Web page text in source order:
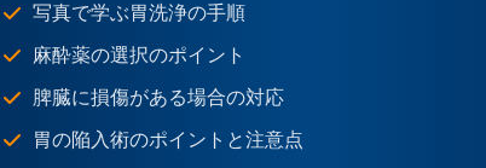
写真で学ぶ胃洗浄の手順
麻酔薬の選択のポイント
脾臓に損傷がある場合の対応
胃の陥入術のポイントと注意点